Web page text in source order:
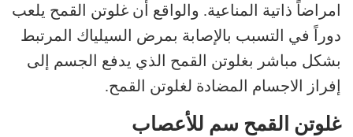
امراضاً ذاتية المناعية. والواقع أن غلوتن القمح يلعب
دوراً في التسبب بالإصابة بمرض السيلياك المرتبط
بشكل مباشر بغلوتن القمح الذي يدفع الجسم إلى
إفراز الاجسام المضادة لغلوتن القمح.
غلوتن القمح سم للأعصاب